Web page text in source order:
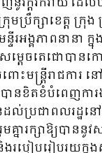
មប្រឹក្សាខេត្ត ក្រុ
ទីរអង្គភាពនានា ក្
សម្តេចតេជោបាន
ោះមន្ត្រីរាជការ
នខិតខំបំពេញការង
ល់ប្រជាពលរដ្ឋន
នារក្សាឱ្យបាននូ
ងរបៀបរៀបរយក្នុ